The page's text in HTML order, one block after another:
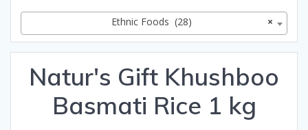
×
Ethnic Foods (28)
Natur's Gift Khushboo
Basmati Rice 1 kg